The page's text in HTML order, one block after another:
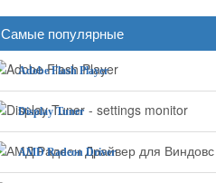
Самые популярные
Adobe Flash Player
Display Tuner
AMD Radeon Driver